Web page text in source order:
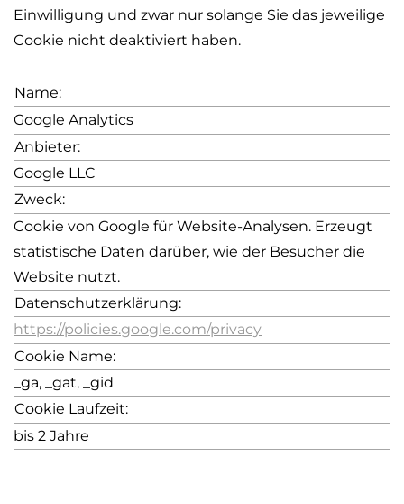
Einwilligung und zwar nur solange Sie das jeweilige
Cookie nicht deaktiviert haben.
Name:
Google Analytics
Anbieter:
Google LLC
Zweck:
Cookie von Google für Website-Analysen. Erzeugt
statistische Daten darüber, wie der Besucher die
Website nutzt.
Datenschutzerklärung:
https://policies.google.com/privacy
Cookie Name:
ga, _ gat, _ gid
Cookie Laufzeit:
bis 2 Jahre